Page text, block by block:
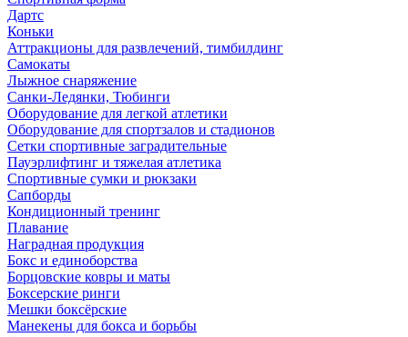
Дартс
Коньки
Аттракционы для развлечений, тимбилдинг
Самокаты
Лыжное снаряжение
Санки-Ледянки, Тюбинги
Оборудование для легкой атлетики
Оборудование для спортзалов и стадионов
Сетки спортивные заградительные
Пауэрлифтинг и тяжелая атлетика
Спортивные сумки и рюкзаки
Сапборды
Кондиционный тренинг
Плавание
Наградная продукция
Бокс и единоборства
Борцовские ковры и маты
Боксерские ринги
Мешки боксёрские
Манекены для бокса и борьбы